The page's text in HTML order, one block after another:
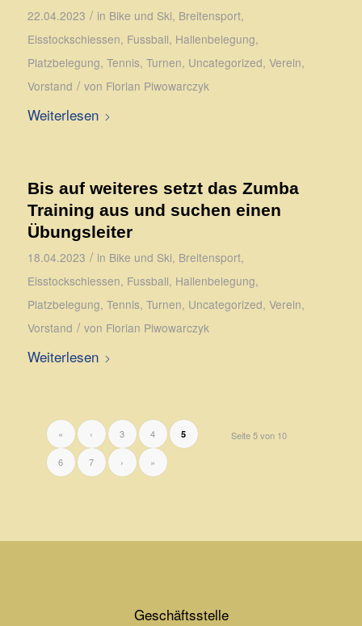
22.04.2023 / in Bike und Ski, Breitensport,
Eisstockschiessen, Fussball, Hallenbelegung,
Platzbelegung, Tennis, Turnen, Uncategorized, Verein,
Vorstand / von Florian Piwowarczyk
Weiterlesen
Bis auf weiteres setzt das Zumba
Training aus und suchen einen
Übungsleiter
18.04.2023 / in Bike und Ski, Breitensport,
Eisstockschiessen, Fussball, Hallenbelegung,
Platzbelegung, Tennis, Turnen, Uncategorized, Verein,
Vorstand / von Florian Piwowarczyk
Weiterlesen
Seite 5 von 10
« ‹ 3 4 5
6 7 › »
Geschäftsstelle